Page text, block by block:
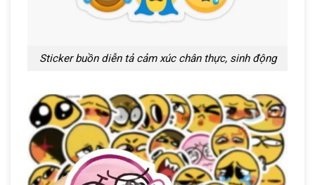
Sticker buồn diễn tả cảm xúc chân thực, sinh động